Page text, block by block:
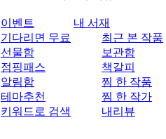
이벤트
기다리면 무료
선물함
점핑패스
알림함
테마추천
키워드로 검색
내 서재
최근 본 작품
보관함
책갈피
찜 한 작품
찜 한 작가
내리뷰